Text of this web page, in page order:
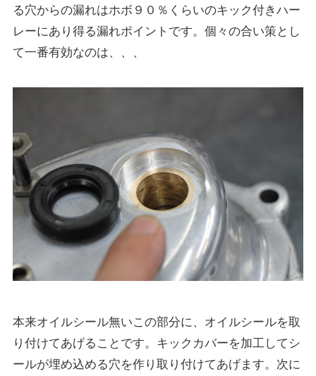
る穴からの漏れはホボ９０％くらいのキック付きハー
レーにあり得る漏れポイントです。個々の合い策とし
て一番有効なのは、、、
本来オイルシール無いこの部分に、オイルシールを取
り付けてあげることです。キックカバーを加工してシ
ールが埋め込める穴を作り取り付けてあげます。次に